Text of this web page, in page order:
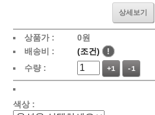
상세보기
상품가 : 0원
배송비 :
(조건)
!
수량 :
+1 -1
색상 :